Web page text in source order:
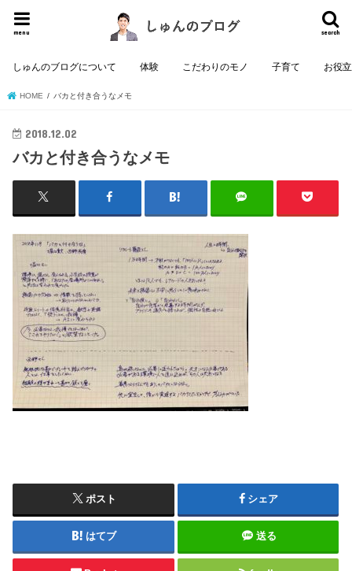
search
menu
しゅんのブログについて 体験 こだわりのモノ 子育て お役
HOME バカと付き合うなメモ
2018.12.02
バカと付き合うなメモ
ポスト シェア
はてブ 送る